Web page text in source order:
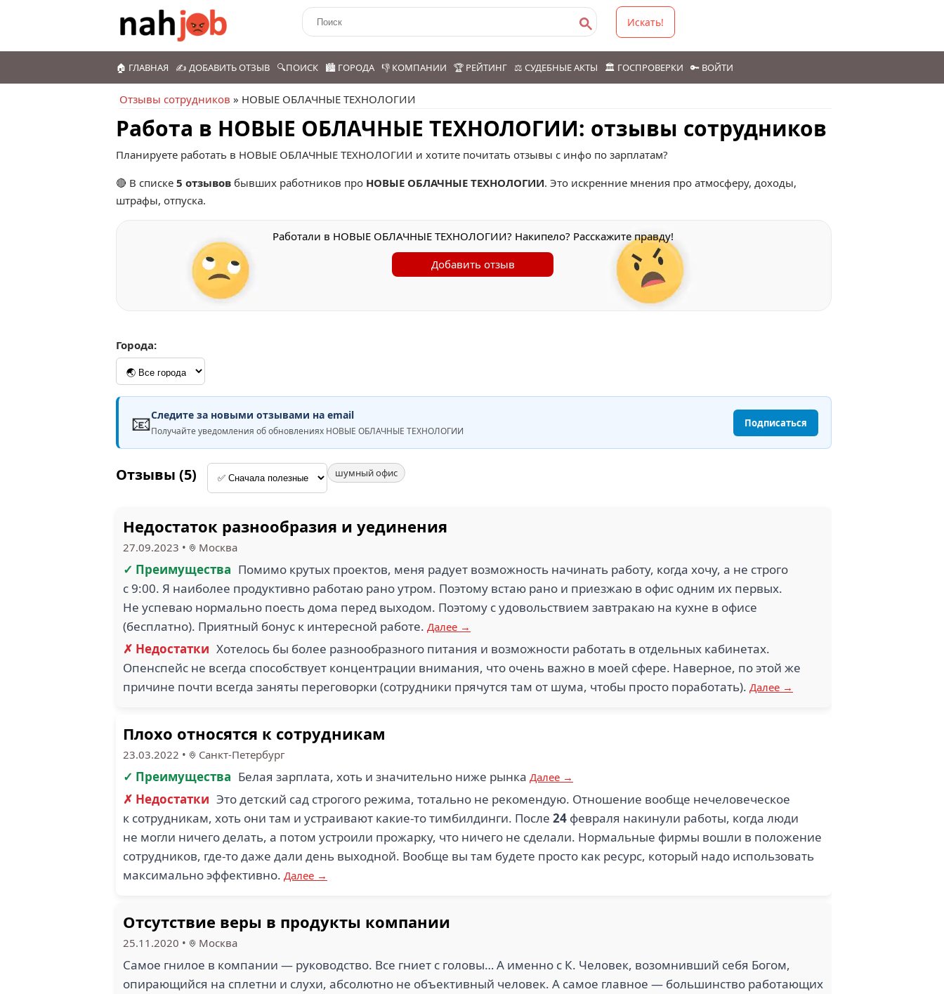
Искать!
🏠 ГЛАВНАЯ ✍️ ДОБАВИТЬ ОТЗЫВ 🔍ПОИСК 🏙️ ГОРОДА 👎 КОМПАНИИ 🏆 РЕЙТИНГ ⚖️ СУДЕБНЫЕ АКТЫ 🏛️ ГОСПРОВЕРКИ 🔑 ВОЙТИ
Отзывы сотрудников » НОВЫЕ ОБЛАЧНЫЕ ТЕХНОЛОГИИ
Работа в НОВЫЕ ОБЛАЧНЫЕ ТЕХНОЛОГИИ: отзывы сотрудников
Планируете работать в НОВЫЕ ОБЛАЧНЫЕ ТЕХНОЛОГИИ и хотите почитать отзывы с инфо по зарплатам?
🔴 В списке 5 отзывов бывших работников про НОВЫЕ ОБЛАЧНЫЕ ТЕХНОЛОГИИ. Это искренние мнения про атмосферу, доходы,
штрафы, отпуска.
Работали в НОВЫЕ ОБЛАЧНЫЕ ТЕХНОЛОГИИ? Накипело? Расскажите правду!
Добавить отзыв
Города:
📧Следите за новыми отзывами на email
Получайте уведомления об обновлениях НОВЫЕ ОБЛАЧНЫЕ ТЕХНОЛОГИИ
Подписаться
Отзывы (5) шумный офис
Недостаток разнообразия и уединения
27.09.2023 • Москва
✓ Преимущества Помимо крутых проектов, меня радует возможность начинать работу, когда хочу, а не строго
с 9:00. Я наиболее продуктивно работаю рано утром. Поэтому встаю рано и приезжаю в офис одним их первых.
Не успеваю нормально поесть дома перед выходом. Поэтому с удовольствием завтракаю на кухне в офисе
(бесплатно). Приятный бонус к интересной работе. Далее →
✗ Недостатки Хотелось бы более разнообразного питания и возможности работать в отдельных кабинетах.
Опенспейс не всегда способствует концентрации внимания, что очень важно в моей сфере. Наверное, по этой же
причине почти всегда заняты переговорки (сотрудники прячутся там от шума, чтобы просто поработать). Далее →
Плохо относятся к сотрудникам
23.03.2022 • Санкт-Петербург
✓ Преимущества Белая зарплата, хоть и значительно ниже рынка Далее →
✗ Недостатки Это детский сад строгого режима, тотально не рекомендую. Отношение вообще нечеловеческое
к сотрудникам, хоть они там и устраивают какие-то тимбилдинги. После 24 февраля накинули работы, когда люди
не могли ничего делать, а потом устроили прожарку, что ничего не сделали. Нормальные фирмы вошли в положение
сотрудников, где-то даже дали день выходной. Вообще вы там будете просто как ресурс, который надо использовать
максимально эффективно. Далее →
Отсутствие веры в продукты компании
25.11.2020 • Москва
Самое гнилое в компании — руководство. Все гниет с головы… А именно с К. Человек, возомнивший себя Богом,
опирающийся на сплетни и слухи, абсолютно не объективный человек. А самое главное — большинство работающих